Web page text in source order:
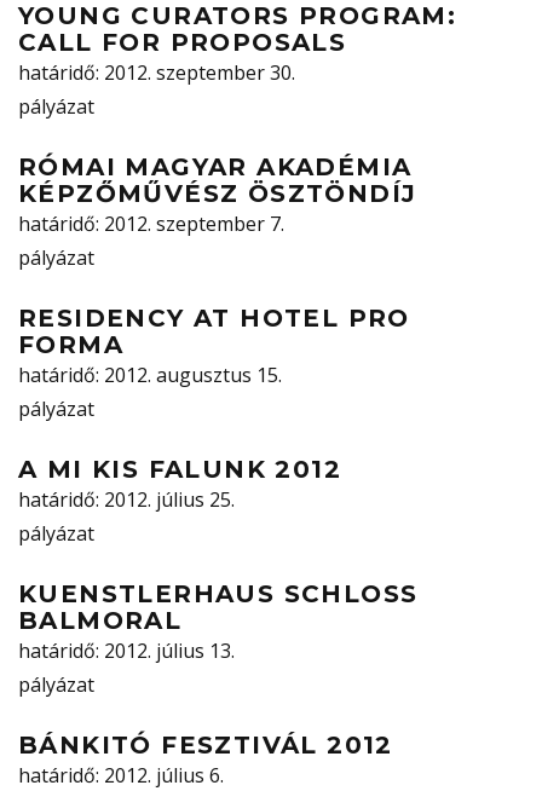
YOUNG CURATORS PROGRAM:
CALL FOR PROPOSALS
határidő: 2012. szeptember 30.
pályázat
RÓMAI MAGYAR AKADÉMIA
KÉPZŐMŰVÉSZ ÖSZTÖNDÍJ
határidő: 2012. szeptember 7.
pályázat
RESIDENCY AT HOTEL PRO
FORMA
határidő: 2012. augusztus 15.
pályázat
A MI KIS FALUNK 2012
határidő: 2012. július 25.
pályázat
KUENSTLERHAUS SCHLOSS
BALMORAL
határidő: 2012. július 13.
pályázat
BÁNKITÓ FESZTIVÁL 2012
határidő: 2012. július 6.